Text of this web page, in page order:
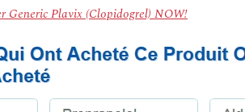
Generic Plavix (Clopidogrel) NOW!